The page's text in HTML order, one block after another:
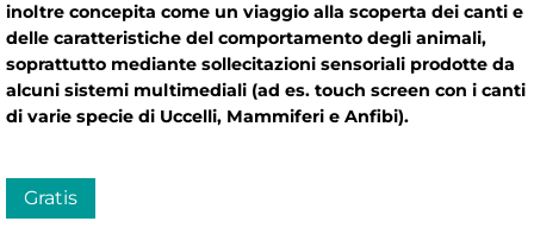
inoltre concepita come un viaggio alla scoperta dei canti e
delle caratteristiche del comportamento degli animali,
soprattutto mediante sollecitazioni sensoriali prodotte da
alcuni sistemi multimediali (ad es. touch screen con i canti
di varie specie di Uccelli, Mammiferi e Anfibi).
Gratis